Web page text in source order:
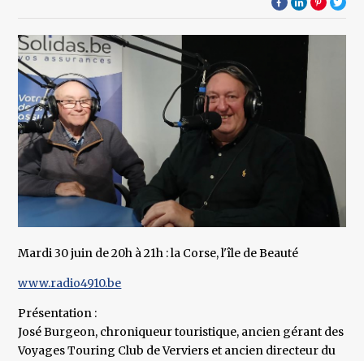
Mardi 30 juin de 20h à 21h : la Corse, l'île de Beauté
www.radio4910.be
Présentation :
José Burgeon, chroniqueur touristique, ancien gérant des
Voyages Touring Club de Verviers et ancien directeur du